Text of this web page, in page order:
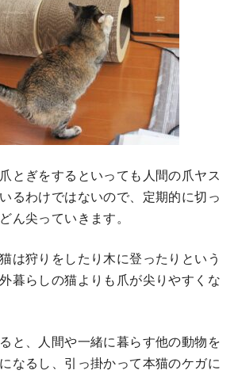
とぎをするといっても人間の爪ヤス
るわけではないので、定期的に切っ
ん尖っていきます。
は狩りをしたり木に登ったりという
暮らしの猫よりも爪が尖りやすくな
と、人間や一緒に暮らす他の動物を
なるし、引っ掛かって本猫のケガに